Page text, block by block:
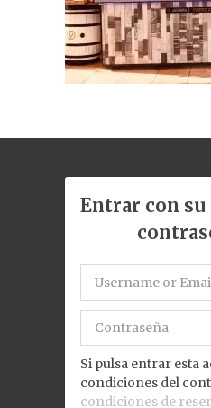
Entrar con
Si pulsa entrar esta
condiciones del
condiciones de